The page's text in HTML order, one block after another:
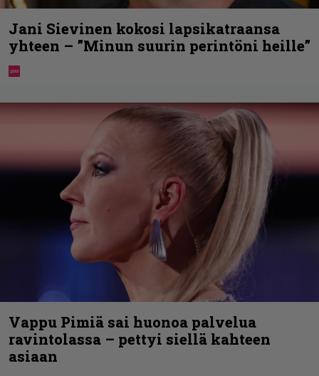
Jani Sievinen kokosi lapsikatraansa
yhteen – ”Minun suurin perintöni heille”
Vappu Pimiä sai huonoa palvelua
ravintolassa – pettyi siellä kahteen
asiaan